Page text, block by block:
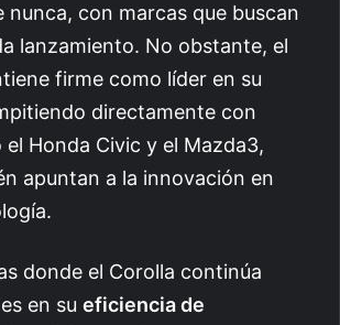
nunca, con marcas que buscan
lanzamiento. No obstante, el
firme como líder en su
directamente con
Honda Civic y el Mazda3,
apuntan a la innovación en
donde el Corolla continúa
en su eficiencia de